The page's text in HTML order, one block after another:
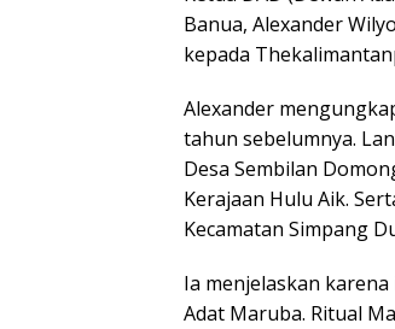
Banua, Alexander
kepada
Alexander
tahun sebelumnya.
Desa Sembilan
Kerajaan Hulu Aik.
Kecamatan Simpang
Ia menjelaskan
Adat Maruba. Ritual